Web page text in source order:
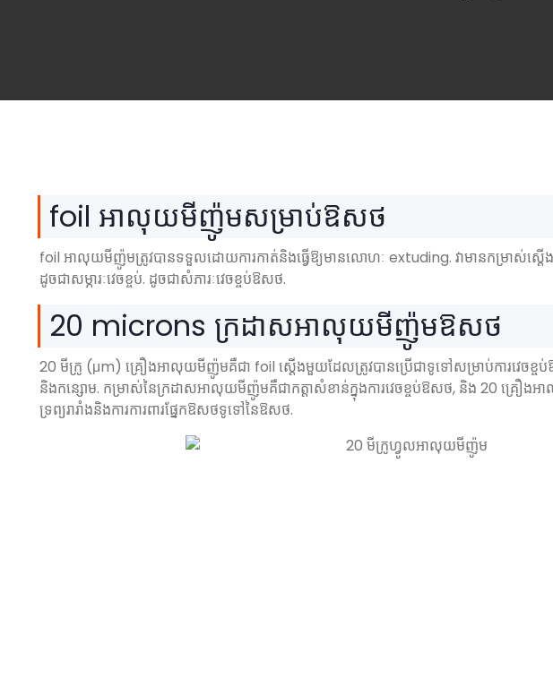
foil អាលុយមីញ៉ូមសម្រាប់ឱសថ
foil អាលុយមីញ៉ូមត្រូវបានទទួលដោយការកាត់និងធ្វើឱ្យមានលោហៈ extuding. វាមានកម្រាស់ស្តើង
ដូចជាសម្ភារៈវេចខ្ចប់. ដូចជាសំភារៈវេចខ្ចប់ឱសថ.
20 microns ក្រដាសអាលុយមីញ៉ូមឱសថ
20 មីក្រូ (μm) គ្រឿងអាលុយមីញ៉ូមគឺជា foil ស្តើងមួយដែលត្រូវបានប្រើជាទូទៅសម្រាប់ការវេចខ្ចប់ឱ
និងកន្សោម. កម្រាស់នៃក្រដាសអាលុយមីញ៉ូមគឺជាកត្តាសំខាន់ក្នុងការវេចខ្ចប់ឱសថ, និង 20 គ្រឿង
ទ្រព្យរារាំងនិងការការពារផ្នែកឱសថទូទៅនៃឱសថ.